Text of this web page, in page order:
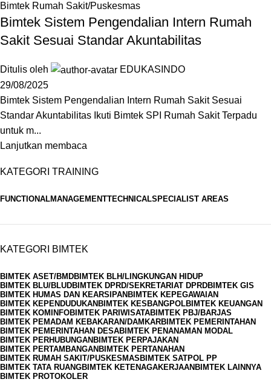
KATEGORI TRAINING
FUNCTIONALMANAGEMENTTECHNICALSPECIALIST AREAS
KATEGORI BIMTEK
BIMTEK ASET/BMDBIMTEK BLH/LINGKUNGAN HIDUP
BIMTEK BLU/BLUDBIMTEK DPRD/SEKRETARIAT DPRDBIMTEK GIS
BIMTEK HUMAS DAN KEARSIPAN BIMTEK KEPEGAWAIAN
BIMTEK KEPENDUDUKAN BIMTEK KESBANGPOLBIMTEK KEUANGAN
BIMTEK KOMINFOBIMTEK PARIWISATABIMTEK PBJ/BARJAS
BIMTEK PEMADAM KEBAKARAN/DAMKARBIMTEK PEMERINTAHAN
BIMTEK PEMERINTAHAN DESABIMTEK PENANAMAN MODAL
BIMTEK PERHUBUNGAN BIMTEK PERPAJAKAN
BIMTEK PERTAMBANGAN BIMTEK PERTANAHAN
BIMTEK RUMAH SAKIT/PUSKESMAS BIMTEK SATPOL PP
BIMTEK TATA RUANGBIMTEK KETENAGAKERJAAN BIMTEK LAINNYA
BIMTEK PROTOKOLER
Bimtek Rumah Sakit/Puskesmas
Bimtek Sistem Pengendalian Intern Rumah
Sakit Sesuai Standar Akuntabilitas
Ditulis oleh
EDUKASINDO
29/08/2025
Bimtek Sistem Pengendalian Intern Rumah Sakit Sesuai
Standar Akuntabilitas Ikuti Bimtek SPI Rumah Sakit Terpadu
untuk m...
Lanjutkan membaca